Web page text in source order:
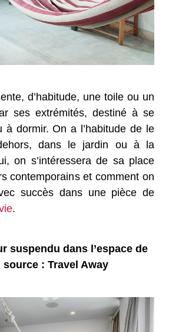
d’habitude, une toile ou un
ses extrémités, destiné à se
à dormir. On a l’habitude de le
dans le jardin ou à la
on s’intéressera de sa place
contemporains et comment on
succès dans une pièce de
.
suspendu dans l’espace de
source : Travel Away